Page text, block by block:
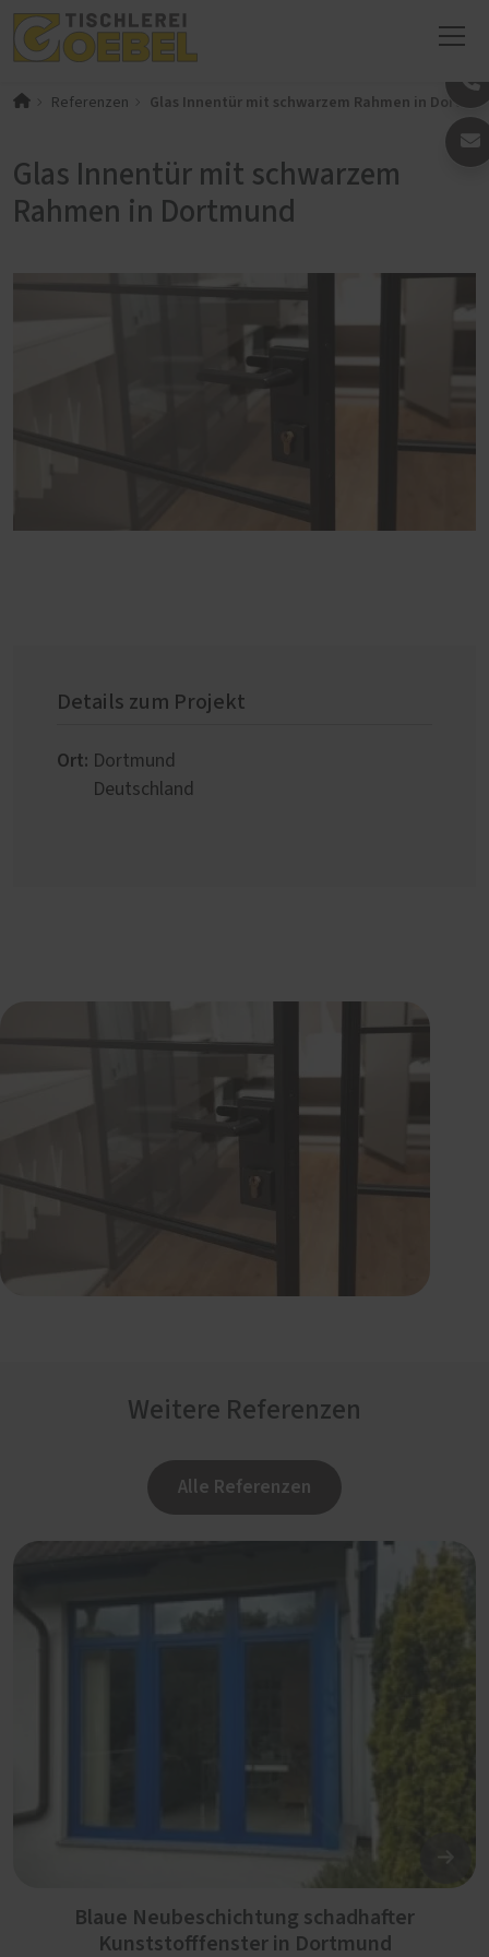
Referenzen Glas Innentür mit schwarzem Rahmen in
Glas Innentür mit schwarzem
Rahmen in Dortmund
Details zum Projekt
Ort: Dortmund
Deutschland
Weitere Referenzen
Alle Referenzen
Blaue Neubeschichtung schadhafter
Kunststofffenster in Dortmund